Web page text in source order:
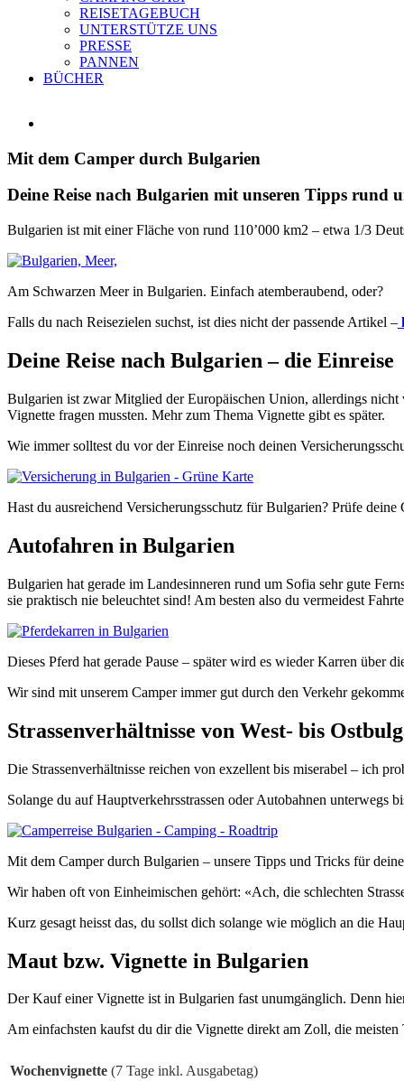
REISETAGEBUCH
UNTERSTÜTZE UNS
PRESSE
PANNEN
BÜCHER
Bild
Mit dem Camper durch Bulgarien
Deine Reise nach Bulgarien mit unseren Tipps rund
Bulgarien ist mit einer Fläche von rund 110’000 km2 – etwa 1/3
Am Schwarzen Meer in Bulgarien. Einfach atemberaubend, oder?
Falls du nach Reisezielen suchst, ist dies nicht der passende Artikel –
Deine Reise nach Bulgarien – die Einreise
Bulgarien ist zwar Mitglied der Europäischen Union, allerdings nicht
Vignette fragen mussten. Mehr zum Thema Vignette gibt es später.
Wie immer solltest du vor der Einreise noch deinen
Hast du ausreichend Versicherungsschutz für Bulgarien? Prüfe
Autofahren in Bulgarien
Bulgarien hat gerade im Landesinneren rund um Sofia sehr gute
sie praktisch nie beleuchtet sind! Am besten also du vermeidest
Dieses Pferd hat gerade Pause – später wird es wieder Karren über
Wir sind mit unserem Camper immer gut durch den Verkehr
Strassenverhältnisse von West- bis
Die Strassenverhältnisse reichen von exzellent bis miserabel – ich
Solange du auf Hauptverkehrsstrassen oder Autobahnen unterwegs
Mit dem Camper durch Bulgarien – unsere Tipps und Tricks für
Wir haben oft von Einheimischen gehört: «Ach, die schlechten
Kurz gesagt heisst das, du sollst dich solange wie möglich an die
Maut bzw. Vignette in Bulgarien
Der Kauf einer Vignette ist in Bulgarien fast unumgänglich. Denn
Am einfachsten kaufst du dir die Vignette direkt am Zoll, die
Wochenvignette (7 Tage inkl. Ausgabetag)